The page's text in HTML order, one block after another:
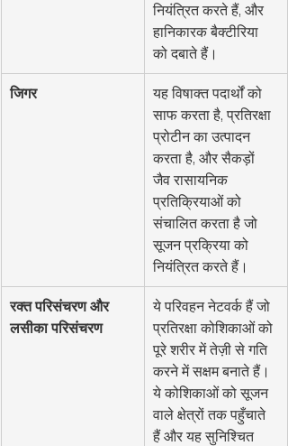
नियंत्रित करते हैं, और
हानिकारक बैक्टीरिया
को दबाते हैं।
जिगर
यह विषाक्त पदार्थों को
साफ करता है, प्रतिरक्षा
प्रोटीन का उत्पादन
करता है, और सैकड़ों
जैव रासायनिक
प्रतिक्रियाओं को
संचालित करता है जो
सूजन प्रक्रिया को
नियंत्रित करते हैं।
रक्त परिसंचरण और
लसीका परिसंचरण
ये परिवहन नेटवर्क हैं जो
प्रतिरक्षा कोशिकाओं को
पूरे शरीर में तेज़ी से गति
करने में सक्षम बनाते हैं।
ये कोशिकाओं को सूजन
वाले क्षेत्रों तक पहुँचाते
हैं और यह सुनिश्चित